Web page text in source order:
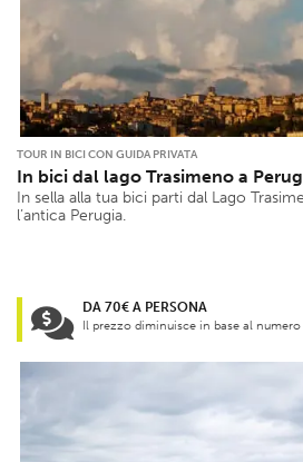
TOUR IN BICI CON GUIDA PRIVATA
In bici dal lago Trasimeno a
In sella alla tua bici parti dal Lago
l’antica Perugia.
DA 70€ A PERSONA
Il prezzo diminuisce in base al numero